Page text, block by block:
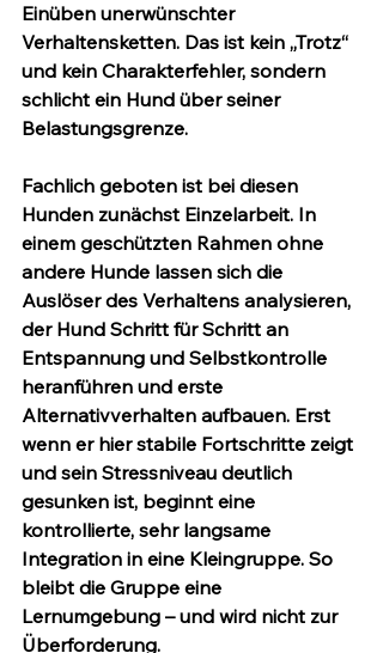
Einüben unerwünschter
Verhaltensketten. Das ist kein „Trotz“
und kein Charakterfehler, sondern
schlicht ein Hund über seiner
Belastungsgrenze.
Fachlich geboten ist bei diesen
Hunden zunächst Einzelarbeit. In
einem geschützten Rahmen ohne
andere Hunde lassen sich die
Auslöser des Verhaltens analysieren,
der Hund Schritt für Schritt an
Entspannung und Selbstkontrolle
heranführen und erste
Alternativverhalten aufbauen. Erst
wenn er hier stabile Fortschritte zeigt
und sein Stressniveau deutlich
gesunken ist, beginnt eine
kontrollierte, sehr langsame
Integration in eine Kleingruppe. So
bleibt die Gruppe eine
Lernumgebung – und wird nicht zur
Überforderung.